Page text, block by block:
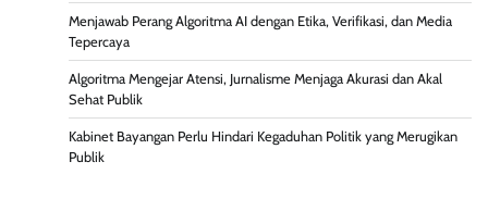
Menjawab Perang Algoritma AI dengan Etika, Verifikasi, dan Media
Tepercaya
Algoritma Mengejar Atensi, Jurnalisme Menjaga Akurasi dan Akal
Sehat Publik
Kabinet Bayangan Perlu Hindari Kegaduhan Politik yang Merugikan
Publik